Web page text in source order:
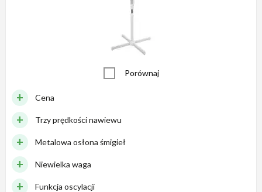
Porównaj
Cena
Trzy prędkości nawiewu
Metalowa osłona śmigieł
Niewielka waga
Funkcja oscylacji